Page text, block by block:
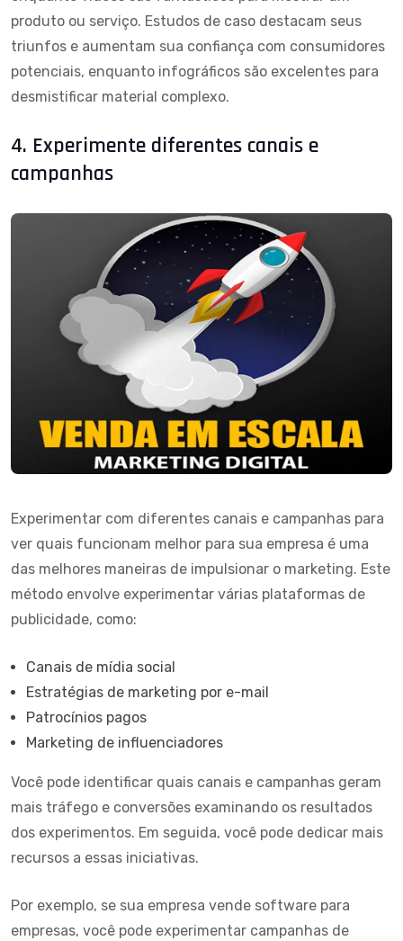
produto ou serviço. Estudos de caso destacam seus
triunfos e aumentam sua confiança com consumidores
potenciais, enquanto infográficos são excelentes para
desmistificar material complexo.
4. Experimente diferentes canais e
campanhas
Experimentar com diferentes canais e campanhas para
ver quais funcionam melhor para sua empresa é uma
das melhores maneiras de impulsionar o marketing. Este
método envolve experimentar várias plataformas de
publicidade, como:
Canais de mídia social
Estratégias de marketing por e-mail
Patrocínios pagos
Marketing de influenciadores
Você pode identificar quais canais e campanhas geram
mais tráfego e conversões examinando os resultados
dos experimentos. Em seguida, você pode dedicar mais
recursos a essas iniciativas.
Por exemplo, se sua empresa vende software para
empresas, você pode experimentar campanhas de